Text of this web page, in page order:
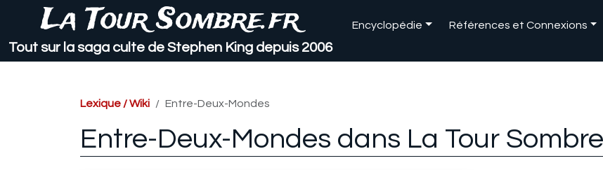
La Tour Sombre.fr
Tout sur la saga culte de Stephen King depuis 2006
Encyclopédie Références et Connexions
Lexique / Wiki Entre-Deux-Mondes
Entre-Deux-Mondes dans La Tour Sombre